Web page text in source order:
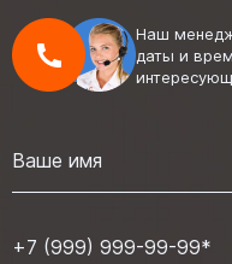
Наш
даты и